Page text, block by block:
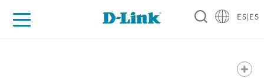
ES|ES